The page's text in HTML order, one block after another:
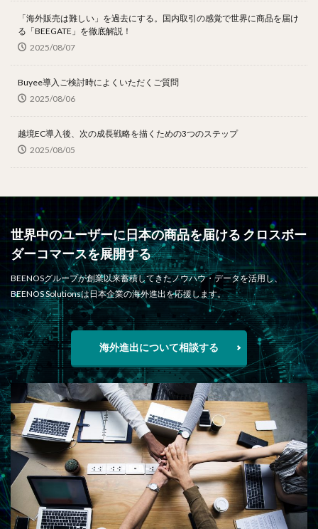
「海外販売は難しい」を過去にする。国内取引の感覚で世界に商品を届け
る「BEEGATE」を徹底解説！
2025/08/07
Buyee導入ご検討時によくいただくご質問
2025/08/06
越境EC導入後、次の成長戦略を描くための3つのステップ
2025/08/05
世界中のユーザーに日本の商品を届ける クロスボー
ダーコマースを展開する
BEENOSグループが創業以来蓄積してきたノウハウ・データを活用し、
BEENOS Solutionsは日本企業の海外進出を応援します。
海外進出について相談する